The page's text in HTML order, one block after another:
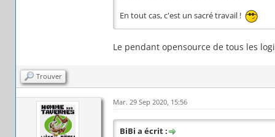
En tout cas, c'est un sacré travail !
Le pendant opensource de tous les
Trouver
Mar. 29 Sep 2020, 15:56
BiBi a écrit :